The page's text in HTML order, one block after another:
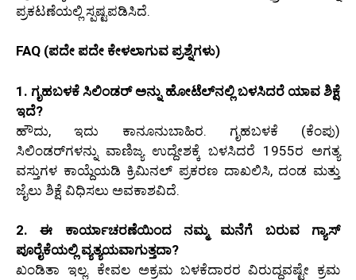
ಪ್ರಕಟಣೆಯಲ್ಲಿ ಸ್ಪಷ್ಟಪಡಿಸಿದೆ.
FAQ (ಪದೇ ಪದೇ ಕೇಳಲಾಗುವ ಪ್ರಶ್ನೆಗಳು)
1. ಗೃಹಬಳಕೆ ಸಿಲಿಂಡರ್ ಅನ್ನು ಹೋಟೆಲ್‌ನಲ್ಲಿ ಬಳಸಿದರೆ ಯಾವ ಶಿಕ್ಷೆ
ಇದೆ?
ಹೌದು, ಇದು ಕಾನೂನುಬಾಹಿರ. ಗೃಹಬಳಕೆ (ಕೆಂಪು)
ಸಿಲಿಂಡರ್‌ಗಳನ್ನು ವಾಣಿಜ್ಯ ಉದ್ದೇಶಕ್ಕೆ ಬಳಸಿದರೆ 1955ರ ಅಗತ್ಯ
ವಸ್ತುಗಳ ಕಾಯ್ದೆಯಡಿ ಕ್ರಿಮಿನಲ್ ಪ್ರಕರಣ ದಾಖಲಿಸಿ, ದಂಡ ಮತ್ತು
ಜೈಲು ಶಿಕ್ಷೆ ವಿಧಿಸಲು ಅವಕಾಶವಿದೆ.
2. ಈ ಕಾರ್ಯಾಚರಣೆಯಿಂದ ನಮ್ಮ ಮನೆಗೆ ಬರುವ ಗ್ಯಾಸ್
ಪೂರೈಕೆಯಲ್ಲಿ ವ್ಯತ್ಯಯವಾಗುತ್ತದಾ?
ಖಂಡಿತಾ ಇಲ್ಲ. ಕೇವಲ ಅಕ್ರಮ ಬಳಕೆದಾರರ ವಿರುದ್ಧವಷ್ಟೇ ಕ್ರಮ